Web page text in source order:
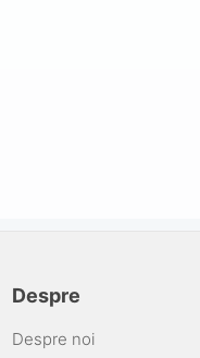
Despre
Despre noi